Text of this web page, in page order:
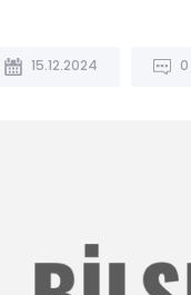
15.12.2024 0